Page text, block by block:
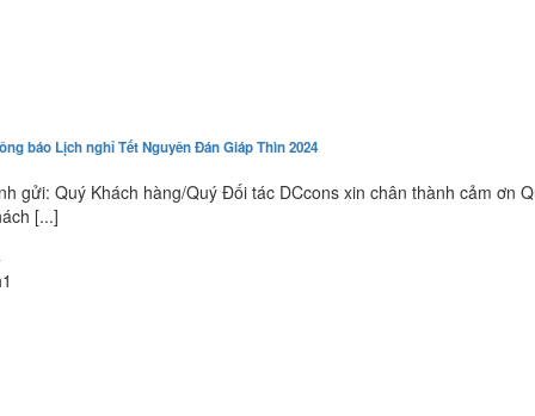
báo Lịch nghỉ Tết Nguyên Đán Giáp Thìn 2024
gửi: Quý Khách hàng/Quý Đối tác DCcons xin chân thành cảm ơn
[...]